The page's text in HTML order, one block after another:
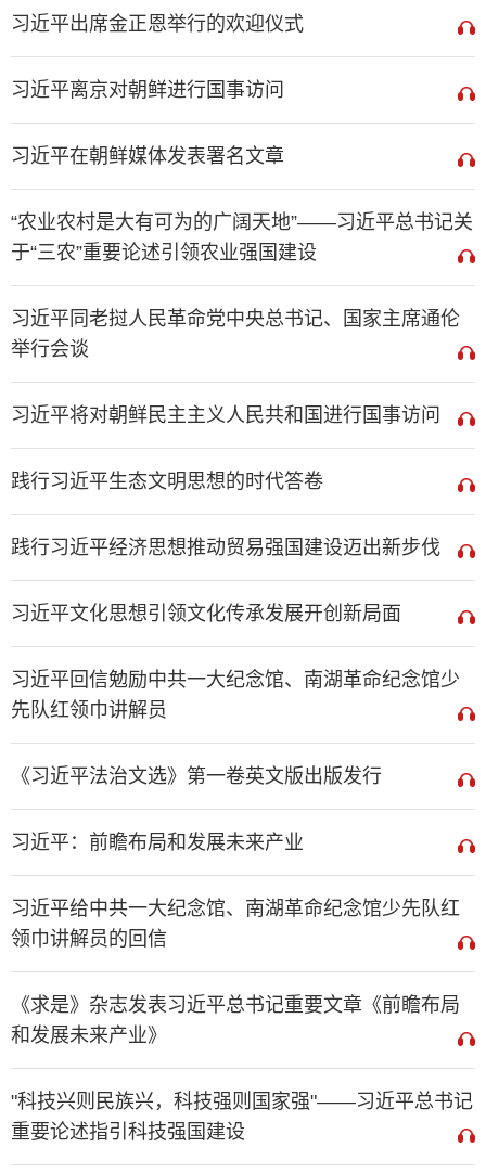
习近平出席金正恩举行的欢迎仪式
习近平离京对朝鲜进行国事访问
习近平在朝鲜媒体发表署名文章
“农业农村是大有可为的广阔天地”——习近平总书记关
于“三农”重要论述引领农业强国建设
习近平同老挝人民革命党中央总书记、国家主席通伦
举行会谈
习近平将对朝鲜民主主义人民共和国进行国事访问
践行习近平生态文明思想的时代答卷
践行习近平经济思想推动贸易强国建设迈出新步伐
习近平文化思想引领文化传承发展开创新局面
习近平回信勉励中共一大纪念馆、南湖革命纪念馆少
先队红领巾讲解员
《习近平法治文选》第一卷英文版出版发行
习近平：前瞻布局和发展未来产业
习近平给中共一大纪念馆、南湖革命纪念馆少先队红
领巾讲解员的回信
《求是》杂志发表习近平总书记重要文章《前瞻布局
和发展未来产业》
"科技兴则民族兴，科技强则国家强"——习近平总书记
重要论述指引科技强国建设